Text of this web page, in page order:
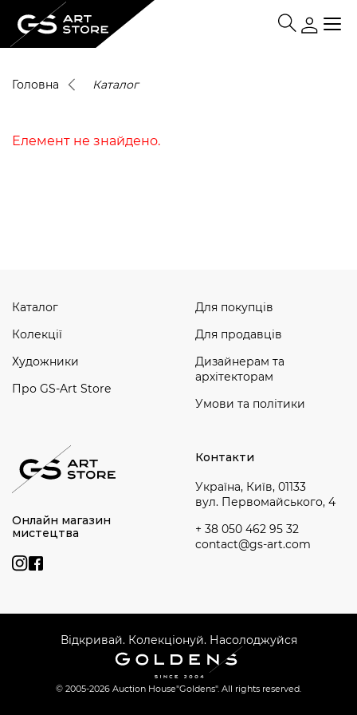
Головна Каталог
Елемент не знайдено.
Онлайн магазин
мистецтва
Контакти
Україна, Київ, 01133
вул. Первомайського, 4
+ 38 050 462 95 32
contact@gs-art.com
Каталог
Колекції
Художники
Про GS-Art Store
Для покупців
Для продавців
Дизайнерам та
архітекторам
Умови та політики
© 2005-2026 Auction House"Goldens". All rights reserved.
Відкривай. Колекціонуй. Насолоджуйся